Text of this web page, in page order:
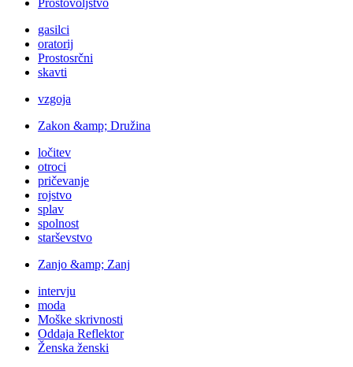
Prostovoljstvo
gasilci
oratorij
Prostosrčni
skavti
vzgoja
Zakon &amp; Družina
ločitev
otroci
pričevanje
rojstvo
splav
spolnost
starševstvo
Zanjo &amp; Zanj
intervju
moda
Moške skrivnosti
Oddaja Reflektor
Ženska ženski